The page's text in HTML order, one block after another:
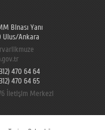
Binası Yanı
Ulus/Ankara
470 64 64
470 64 65
İletişim Merkezi